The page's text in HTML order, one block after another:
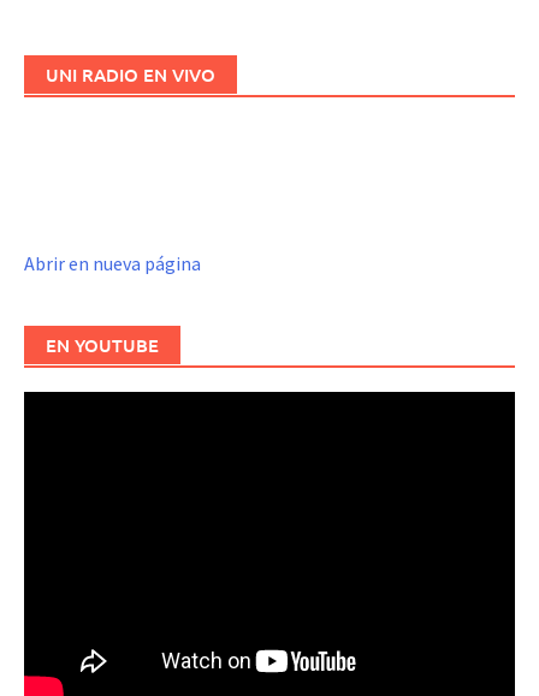
UNI RADIO EN VIVO
Abrir en nueva página
EN YOUTUBE